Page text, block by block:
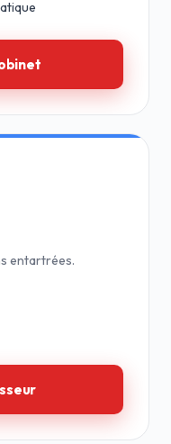
entartrées.